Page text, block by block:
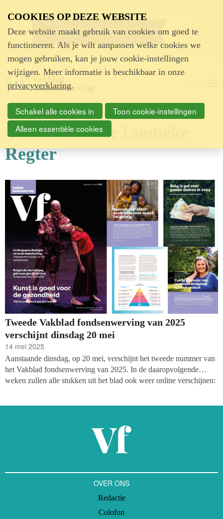
Advertentie
Berichten over Lonneke
Regter
Tweede Vakblad fondsenwerving van 2025
verschijnt dinsdag 20 mei
14 mei 2025
Aanstaande dinsdag, op 20 mei, verschijnt het tweede nummer van
het Vakblad fondsenwerving van 2025. In de daaropvolgende
weken zullen alle stukken uit het blad ook weer online verschijnen:
o.a. Jacquelien Noordhoek (NCFS) en Puhie Demaku (Broederlijk
OVER ONS
Redactie
Colofon
COOKIES OP DEZE WEBSITE
Deze website maakt gebruik van cookies om goed te
functioneren. Als je wilt aanpassen welke cookies we
mogen gebruiken, kan je jouw cookie-instellingen
wijzigen. Meer informatie is beschikbaar in onze
privacyverklaring.
Schakel alle cookies in
Toon cookie-instellingen
Alleen essentiële cookies